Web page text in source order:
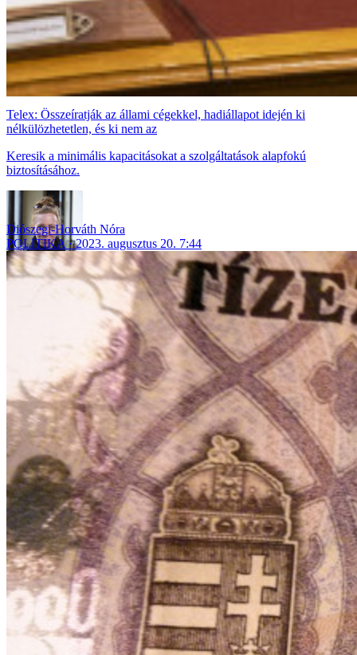
Telex: Összeíratják az állami cégekkel, hadiállapot idején ki
nélkülözhetetlen, és ki nem az
Keresik a minimális kapacitásokat a szolgáltatások alapfokú
biztosításához.
Diószegi-Horváth Nóra
POLITIKA
2023. augusztus 20. 7:44